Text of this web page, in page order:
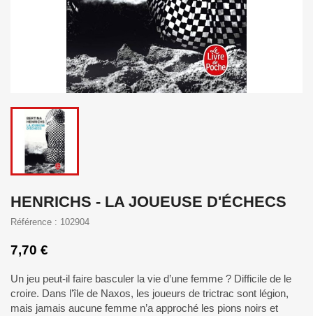
HENRICHS - LA JOUEUSE D'ÉCHECS
Référence : 102904
7,70 €
Un jeu peut-il faire basculer la vie d’une femme ? Difficile de le
croire. Dans l’île de Naxos, les joueurs de trictrac sont légion,
mais jamais aucune femme n’a approché les pions noirs et